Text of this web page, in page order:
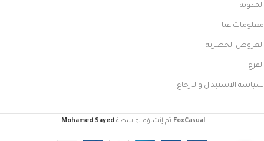
المدونة
معلومات عنا
العروض الحصرية
الفرع
سياسة الاستبدال والارجاع
FoxCasual تم إنشاؤه بواسطةMohamed Sayed
.